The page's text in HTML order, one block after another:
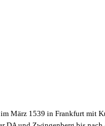
März 1539 in Frankfurt mit